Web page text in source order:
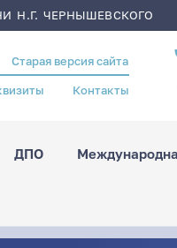
Н.Г. ЧЕРНЫШЕВСКОГО
Старая версия сайта
Контакты
ДПО